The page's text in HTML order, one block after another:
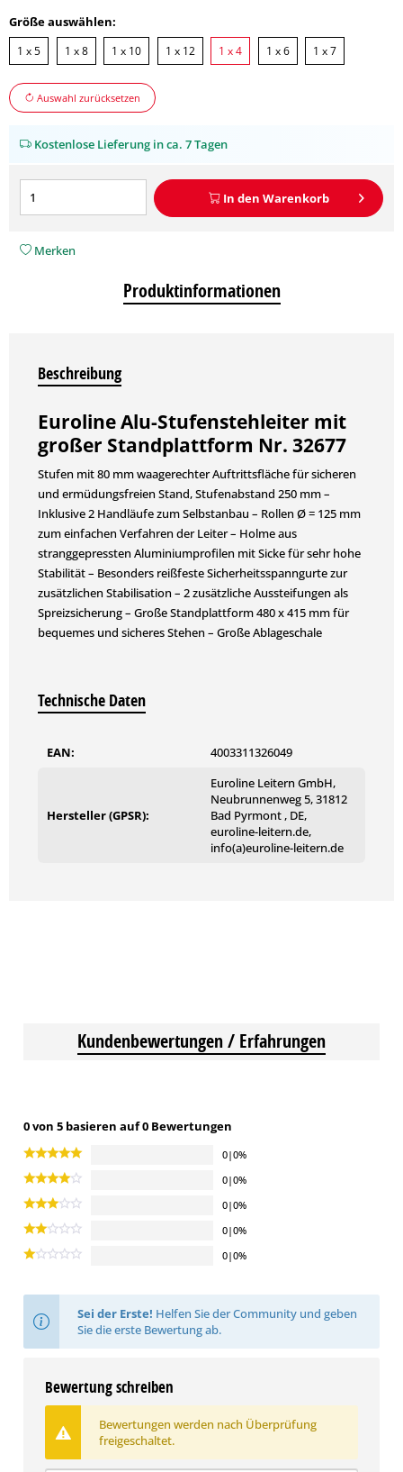
Größe auswählen:
1 x 5 1 x 8 1 x 10 1 x 12 1 x 4 1 x 6 1 x 7
Auswahl zurücksetzen
Kostenlose Lieferung in ca. 7 Tagen
In den Warenkorb
Merken
Produktinformationen
Beschreibung
Euroline Alu-Stufenstehleiter mit
großer Standplattform Nr. 32677
Stufen mit 80 mm waagerechter Auftrittsfläche für sicheren
und ermüdungsfreien Stand, Stufenabstand 250 mm –
Inklusive 2 Handläufe zum Selbstanbau – Rollen Ø = 125 mm
zum einfachen Verfahren der Leiter – Holme aus
stranggepressten Aluminiumprofilen mit Sicke für sehr hohe
Stabilität – Besonders reißfeste Sicherheitsspanngurte zur
zusätzlichen Stabilisation – 2 zusätzliche Aussteifungen als
Spreizsicherung – Große Standplattform 480 x 415 mm für
bequemes und sicheres Stehen – Große Ablageschale
Technische Daten
EAN: 4003311326049
Hersteller (GPSR):
Euroline Leitern GmbH,
Neubrunnenweg 5, 31812
Bad Pyrmont , DE,
euroline-leitern.de,
info(a)euroline-leitern.de
Kundenbewertungen / Erfahrungen
0 von 5 basieren auf 0 Bewertungen
0|0%
0|0%
0|0%
0|0%
0|0%
Sei der Erste! Helfen Sie der Community und geben
Sie die erste Bewertung ab.
Bewertung schreiben
Bewertungen werden nach Überprüfung
freigeschaltet.